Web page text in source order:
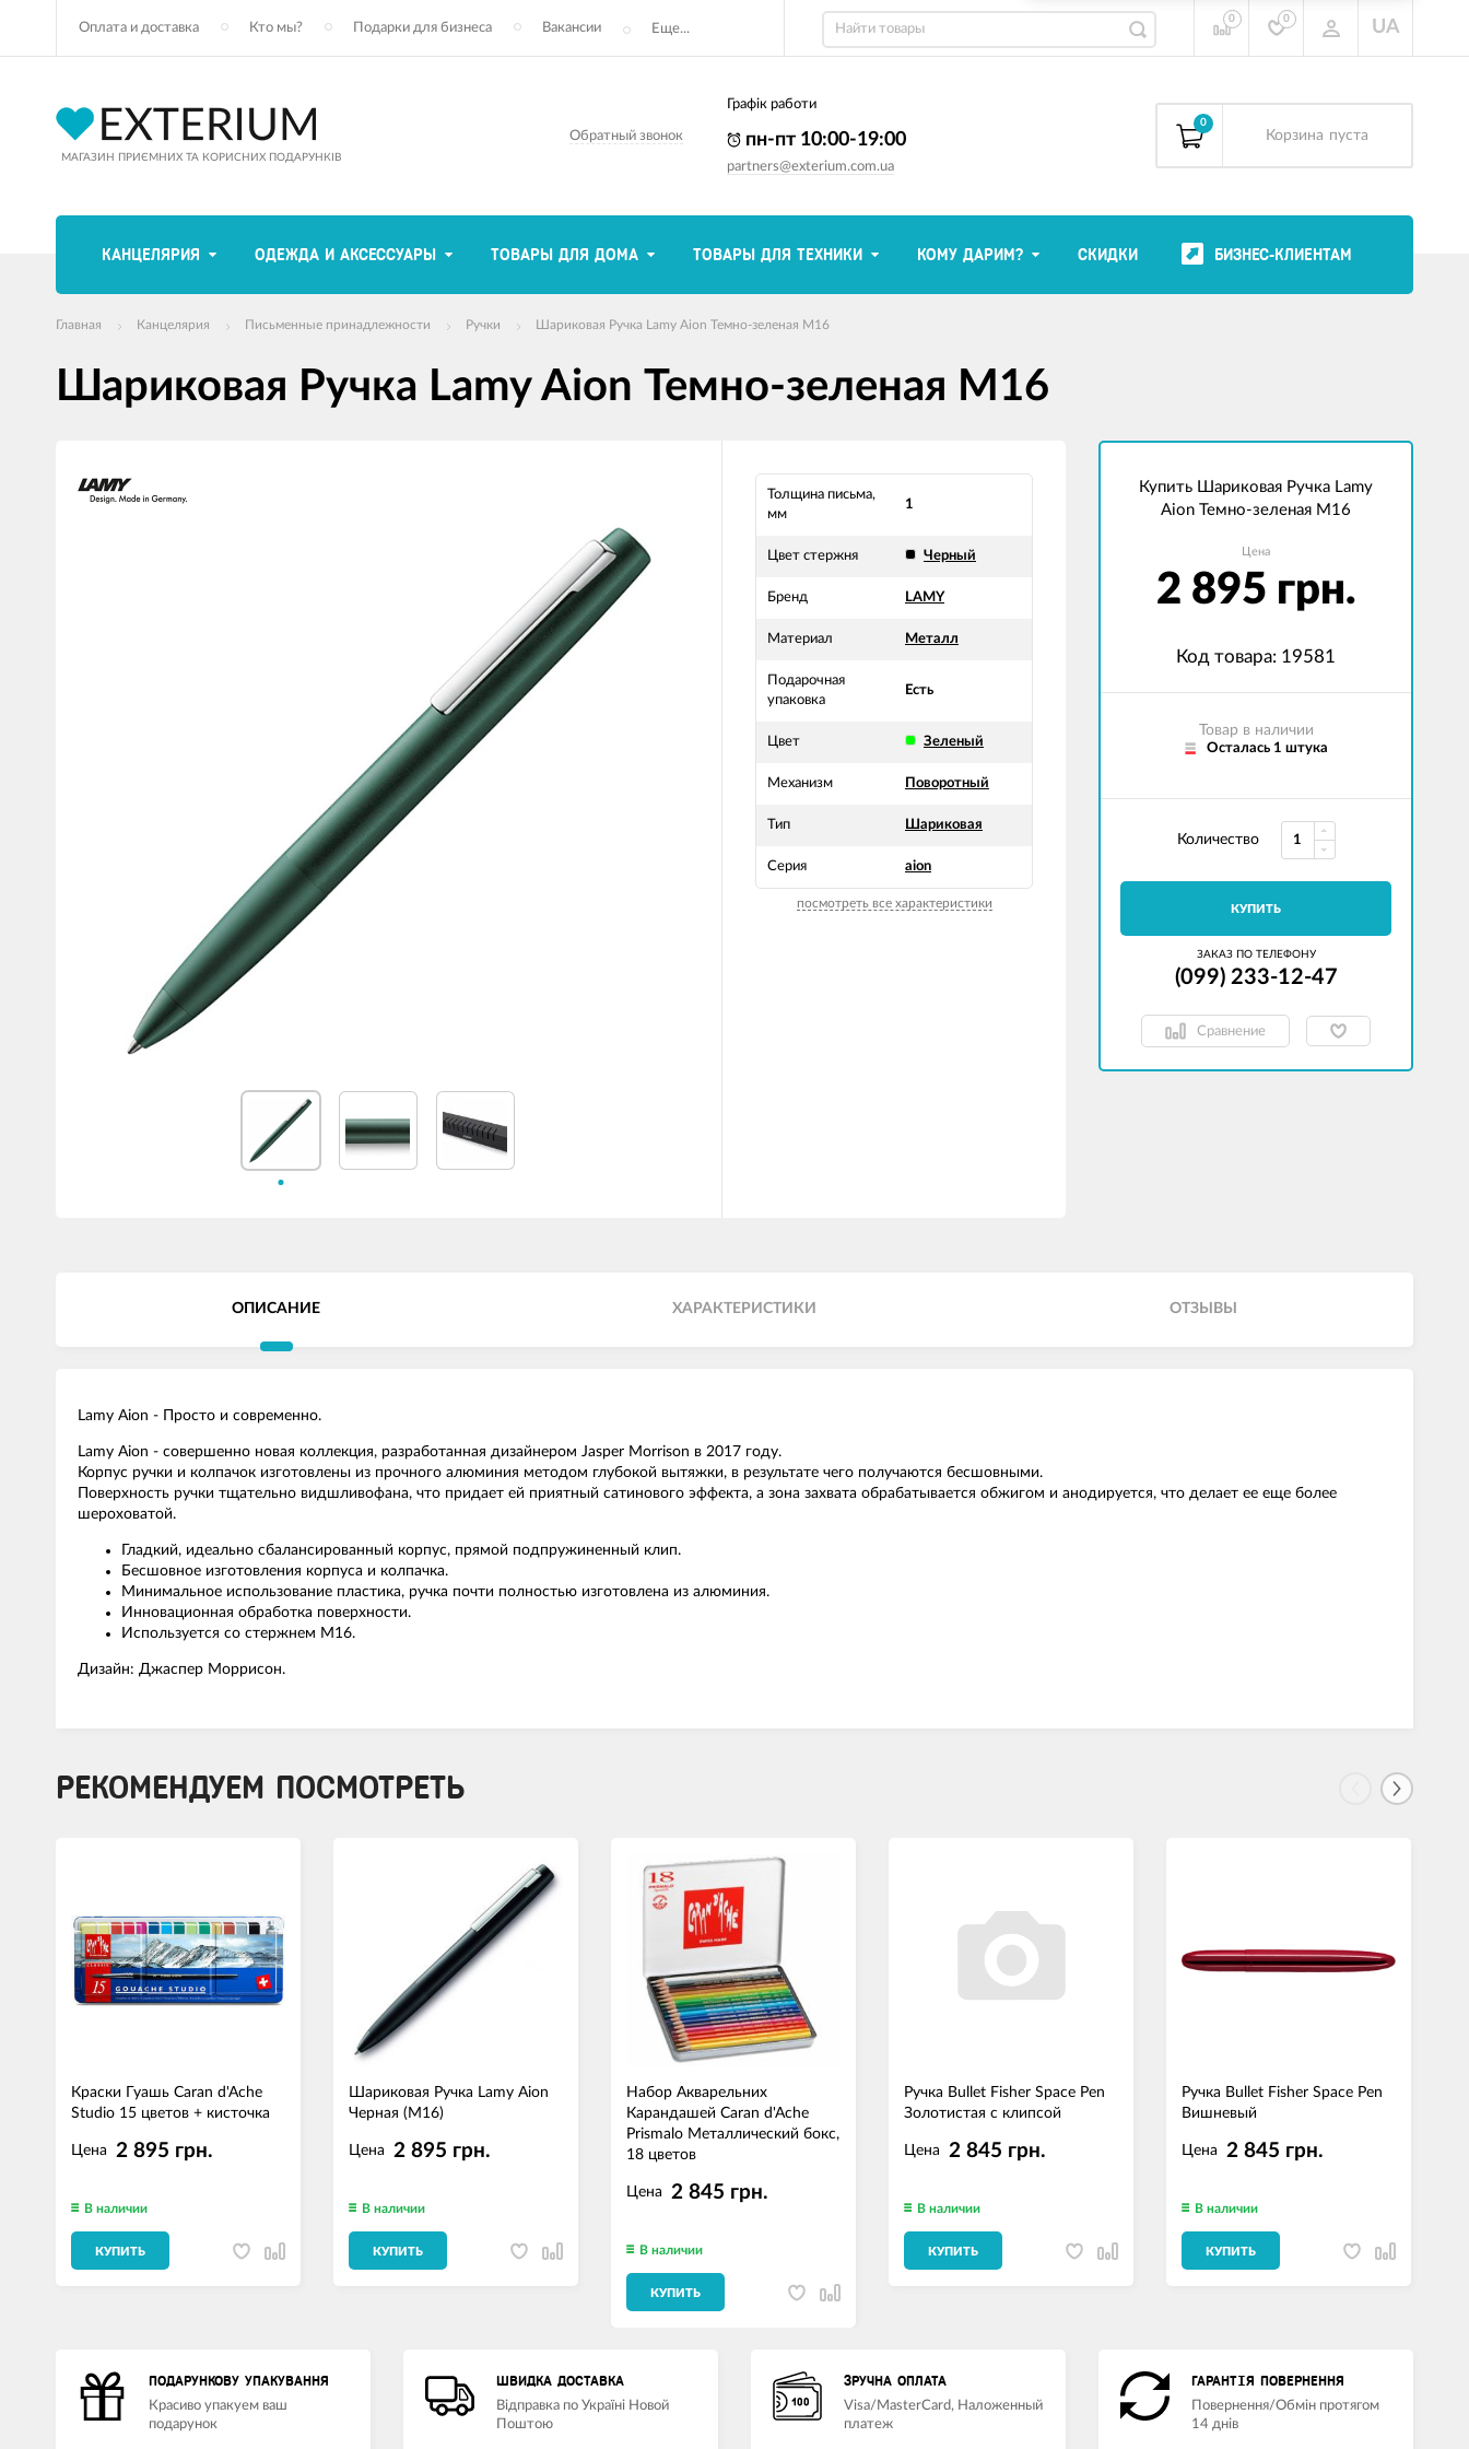
Оплата и доставка Кто мы? Подарки для бизнеса Вакансии Еще...
0 0 UA
МАГАЗИН ПРИЄМНИХ ТА КОРИСНИХ ПОДАРУНКІВ
Обратный звонок
Графік работи
пн-пт 10:00-19:00
partners@exterium.com.ua
0
Корзина пуста
КАНЦЕЛЯРИЯ ОДЕЖДА И АКСЕССУАРЫ ТОВАРЫ ДЛЯ ДОМА ТОВАРЫ ДЛЯ ТЕХНИКИ КОМУ ДАРИМ? СКИДКИ БИЗНЕС-КЛИЕНТАМ
Главная Канцелярия Письменные принадлежности Ручки Шариковая Ручка Lamy Aion Темно-зеленая M16
Шариковая Ручка Lamy Aion Темно-зеленая M16
Толщина письма,
мм
1
Цвет стержня Черный
Бренд LAMY
Материал Металл
Подарочная
упаковка
Есть
Цвет Зеленый
Механизм Поворотный
Тип Шариковая
Серия aion
посмотреть все характеристики
Купить Шариковая Ручка Lamy
Aion Темно-зеленая M16
Цена
2 895 грн.
Код товара: 19581
Товар в наличии
Осталась 1 штука
Количество
КУПИТЬ
ЗАКАЗ ПО ТЕЛЕФОНУ
(099) 233-12-47
Сравнение
ОПИСАНИЕ ХАРАКТЕРИСТИКИ ОТЗЫВЫ
Lamy Aion - Просто и современно.
Lamy Aion - совершенно новая коллекция, разработанная дизайнером Jasper Morrison в 2017 году.
Корпус ручки и колпачок изготовлены из прочного алюминия методом глубокой вытяжки, в результате чего получаются бесшовными.
Поверхность ручки тщательно видшливофана, что придает ей приятный сатинового эффекта, а зона захвата обрабатывается обжигом и анодируется, что делает ее еще более
шероховатой.
Гладкий, идеально сбалансированный корпус, прямой подпружиненный клип.
Бесшовное изготовления корпуса и колпачка.
Минимальное использование пластика, ручка почти полностью изготовлена из алюминия.
Инновационная обработка поверхности.
Используется со стержнем М16.
Дизайн: Джаспер Моррисон.
РЕКОМЕНДУЕМ ПОСМОТРЕТЬ
Краски Гуашь Caran d'Ache
Studio 15 цветов + кисточка
Цена 2 895 грн.
В наличии
КУПИТЬ
Шариковая Ручка Lamy Aion
Черная (M16)
Цена 2 895 грн.
В наличии
КУПИТЬ
Набор Акварельних
Карандашей Caran d'Ache
Prismalo Металлический бокс,
18 цветов
Цена 2 845 грн.
В наличии
КУПИТЬ
Ручка Bullet Fisher Space Pen
Золотистая с клипсой
Цена 2 845 грн.
В наличии
КУПИТЬ
Ручка Bullet Fisher Space Pen
Вишневый
Цена 2 845 грн.
В наличии
КУПИТЬ
ПОДАРУНКОВУ УПАКУВАННЯ
Красиво упакуем ваш
подарунок
ШВИДКА ДОСТАВКА
Відправка по Україні Новой
Поштою
ЗРУЧНА ОПЛАТА
Visa/MasterCard, Наложенный
платеж
ГАРАНТІЯ ПОВЕРНЕННЯ
Повернення/Обмін протягом
14 днів